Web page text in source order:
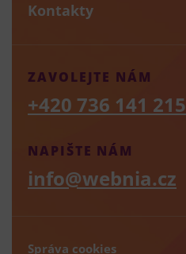
Kontakty
NAPIŠTE NÁM
info@webnia.cz
ZAVOLEJTE NÁM
+420 736 141 215
Správa cookies